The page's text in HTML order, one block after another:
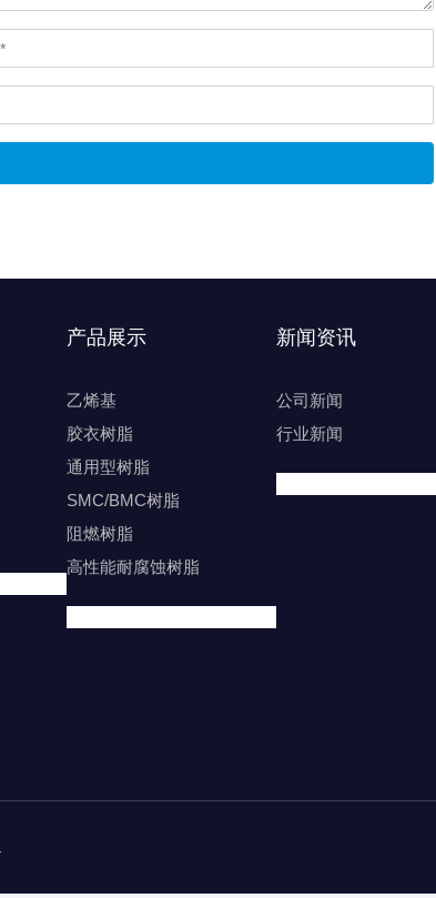
产品展示
乙烯基
胶衣树脂
通用型树脂
SMC/BMC树脂
阻燃树脂
高性能耐腐蚀树脂
新闻资讯
公司新闻
行业新闻